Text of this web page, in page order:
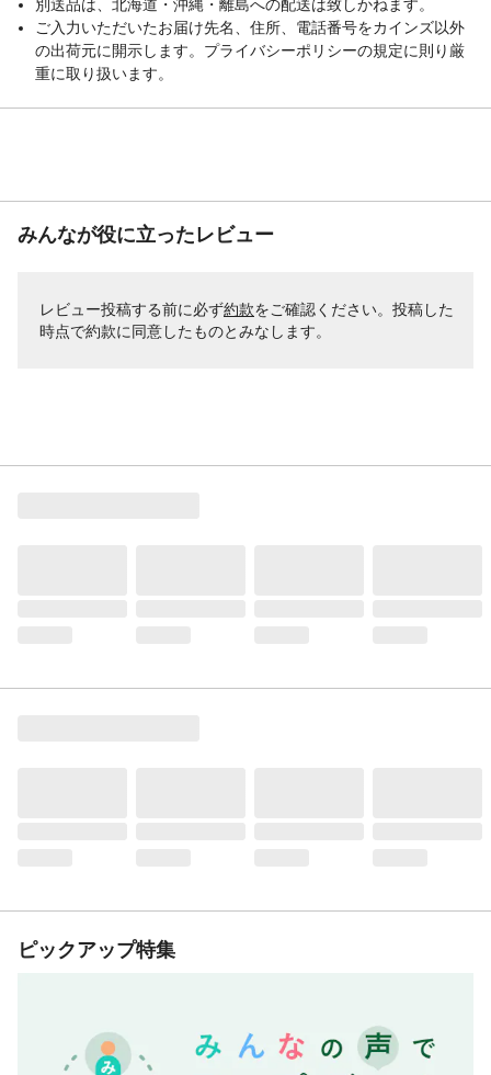
別送品は、北海道・沖縄・離島への配送は致しかねます。
ご入力いただいたお届け先名、住所、電話番号をカインズ以外
の出荷元に開示します。プライバシーポリシーの規定に則り厳
重に取り扱います。
みんなが役に立ったレビュー
レビュー投稿する前に必ず約款をご確認ください。投稿した
時点で約款に同意したものとみなします。
ピックアップ特集